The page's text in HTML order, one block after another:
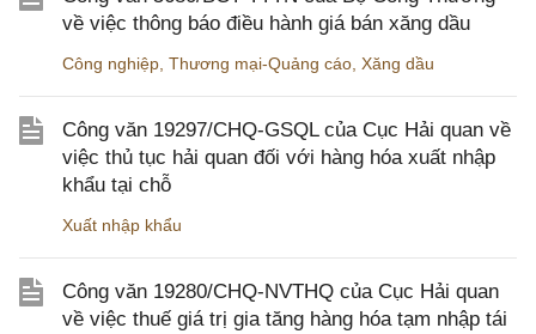
về việc thông báo điều hành giá bán xăng dầu
Công nghiệp Thương mại-Quảng cáo Xăng dầu
Công văn 19297/CHQ-GSQL của Cục Hải quan về
việc thủ tục hải quan đối với hàng hóa xuất nhập
khẩu tại chỗ
Xuất nhập khẩu
Công văn 19280/CHQ-NVTHQ của Cục Hải quan
về việc thuế giá trị gia tăng hàng hóa tạm nhập tái